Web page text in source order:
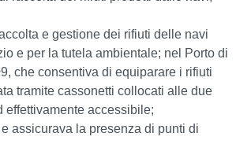
e gestione dei rifiuti delle navi
e per la tutela ambientale; nel Porto di
che consentiva di equiparare i rifiuti
tramite cassonetti collocati alle due
effettivamente accessibile;
assicurava la presenza di punti di